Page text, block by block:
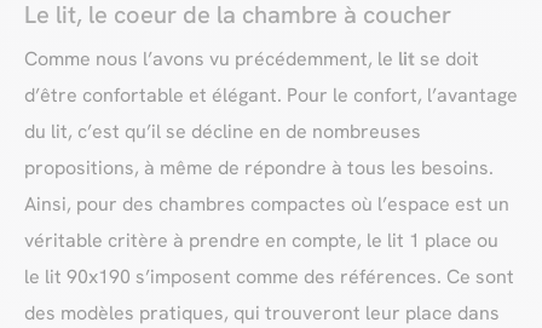
Le lit, le coeur de la chambre à coucher
Comme nous l’avons vu précédemment, le litse doit
d’être confortable et élégant. Pour le confort, l’avantage
du lit, c’est qu’il se décline en de nombreuses
propositions, à même de répondre à tous les besoins.
Ainsi, pour des chambres compactes où l’espace est un
véritable critère à prendre en compte, le lit 1 place ou
le lit 90x190 s’imposent comme des références. Ce sont
des modèles pratiques, qui trouveront leur place dans